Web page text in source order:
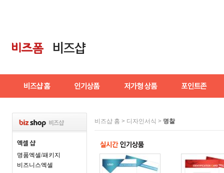
명품엑셀/패키지
비즈니스엑셀
비즈샵 홈 > 디자인서식 > 명찰